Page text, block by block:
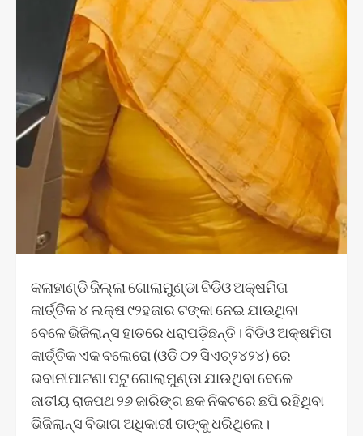
କଳାହାଣ୍ଡି ଜିଲ୍ଲା ଗୋଲାମୁଣ୍ଡା ବିଡିଓ ଅକ୍ଷମିତା
କାର୍ତ୍ତିକ ୪ ଲକ୍ଷ ୯୨ହଜାର ଟଙ୍କା ନେଇ ଯାଉଥିବା
ବେଳେ ଭିଜିଲାନ୍ସ ହାତରେ ଧରାପଡ଼ିଛନ୍ତି। ବିଡିଓ ଅକ୍ଷମିତା
କାର୍ତ୍ତିକ ଏକ ବଲେରୋ (ଓଡି ୦୨ ସିଏଚ୍୨୪୨୪) ରେ
ଭବାନୀପାଟଣା ପଟୁ ଗୋଲାମୁଣ୍ଡା ଯାଉଥିବା ବେଳେ
ଜାତୀୟ ରାଜପଥ ୨୬ ଜାରିଙ୍ଗ ଛକ ନିକଟରେ ଛପି ରହିଥିବା
ଭିଜିଲାନ୍ସ ବିଭାଗ ଅଧିକାରୀ ତାଙ୍କୁ ଧରିଥିଲେ।